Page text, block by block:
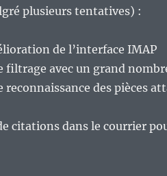
plusieurs tentatives) :
de l’interface IMAP
avec un grand
des pièces
citations dans le courrier